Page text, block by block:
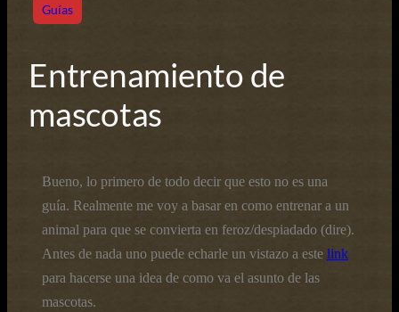
Guías
Entrenamiento de
mascotas
Bueno, lo primero de todo decir que esto no es una
guía. Realmente me voy a basar en como entrenar a un
animal para que se convierta en feroz/despiadado (dire).
Antes de nada uno puede echarle un vistazo a este link
para hacerse una idea de como va el asunto de las
mascotas.